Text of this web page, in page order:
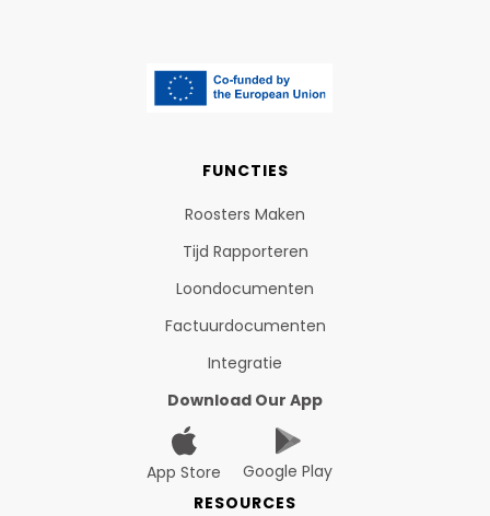
FUNCTIES
Roosters Maken
Tijd Rapporteren
Loondocumenten
Factuurdocumenten
Integratie
Download Our App
App Store
Google Play
RESOURCES